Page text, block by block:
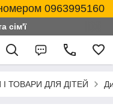
0963995160
сім'ї
І ТОВАРИ ДЛЯ ДІТЕЙ